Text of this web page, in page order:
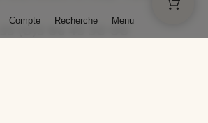
+33 (0)3 86 45 50 00
Compte Recherche Menu